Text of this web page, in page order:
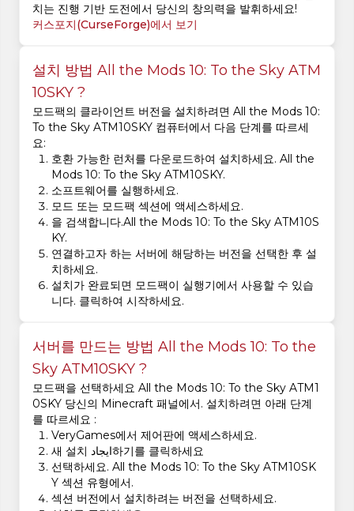
치는 진행 기반 도전에서 당신의 창의력을 발휘하세요!
커스포지(CurseForge)에서 보기
설치 방법 All the Mods 10: To the Sky ATM
10SKY ?
모드팩의 클라이언트 버전을 설치하려면 All the Mods 10:
To the Sky ATM10SKY 컴퓨터에서 다음 단계를 따르세
요:
호환 가능한 런처를 다운로드하여 설치하세요. All the
Mods 10: To the Sky ATM10SKY.
소프트웨어를 실행하세요.
모드 또는 모드팩 섹션에 액세스하세요.
을 검색합니다.All the Mods 10: To the Sky ATM10S
KY.
연결하고자 하는 서버에 해당하는 버전을 선택한 후 설
치하세요.
설치가 완료되면 모드팩이 실행기에서 사용할 수 있습
니다. 클릭하여 시작하세요.
서버를 만드는 방법 All the Mods 10: To the
Sky ATM10SKY ?
모드팩을 선택하세요 All the Mods 10: To the Sky ATM1
0SKY 당신의 Minecraft 패널에서. 설치하려면 아래 단계
를 따르세요 :
VeryGames에서 제어판에 액세스하세요.
새 설치 ایجاد하기를 클릭하세요
선택하세요. All the Mods 10: To the Sky ATM10SK
Y 섹션 유형에서.
섹션 버전에서 설치하려는 버전을 선택하세요.